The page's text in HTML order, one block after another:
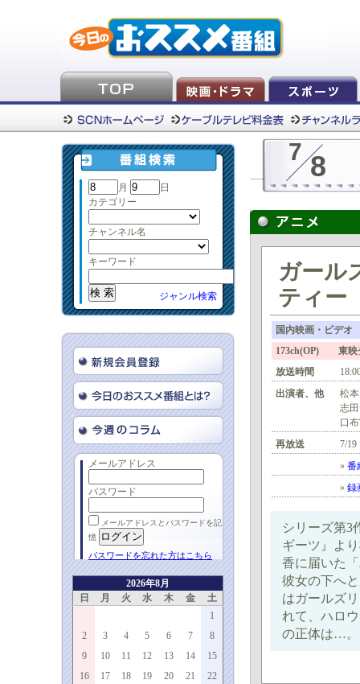
月
日
カテゴリー
チャンネル名
キーワード
ジャンル検索
メールアドレス
パスワード
メールアドレスとパスワードを記
憶
パスワードを忘れた方はこちら
2026年8月
日
月 火 水 木 金
土
1
2
3 4 5 6 7
8
9
10 11 12 13 14
15
16
17 18 19 20 21
22
7 8
ガール
ティー
国内映画・ビデオ
173ch(OP) 東映
放送時間
出演者、他
松
志
口
再放送
7/
» 番
» 録
シリーズ第3
ギーツ』よ
香に届いた
彼女の下へ
はガールズ
れて、ハロ
の正体は…。